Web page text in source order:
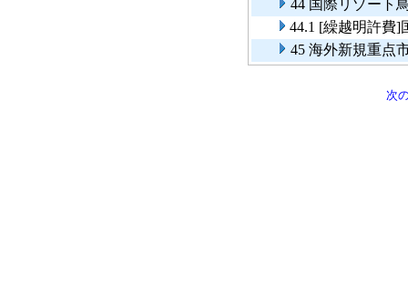
44 国際リゾート
44.1 [繰越明許費]
45 海外新規重点
次